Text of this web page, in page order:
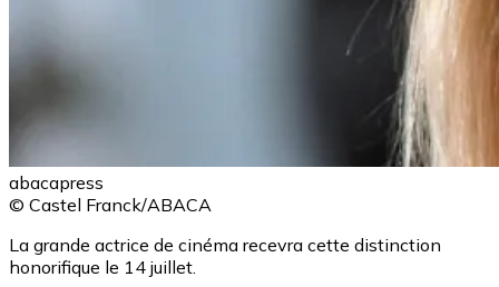
abacapress
© Castel Franck/ABACA
La grande actrice de cinéma recevra cette distinction
honorifique le 14 juillet.